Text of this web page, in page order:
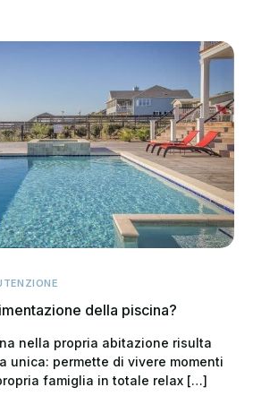
della piscina?
nella propria abitazione risulta
unica: permette di vivere momenti
famiglia in totale relax […]